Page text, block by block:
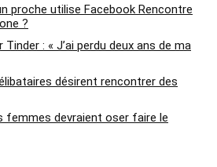
proche utilise Facebook Rencontre
?
: « J’ai perdu deux ans de ma
désirent rencontrer des
femmes devraient oser faire le